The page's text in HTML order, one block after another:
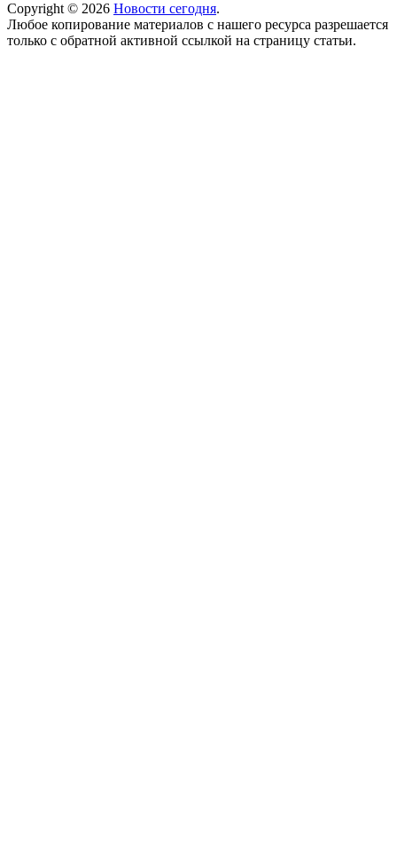
Copyright © 2026 Новости сегодня.
Любое копирование материалов с нашего ресурса разрешается
только с обратной активной ссылкой на страницу статьи.